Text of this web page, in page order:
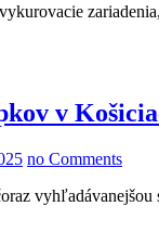
v
no Comments